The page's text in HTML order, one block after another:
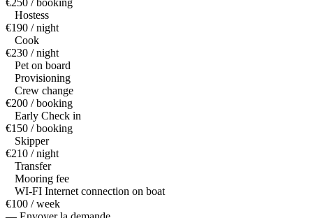
€250 / booking
Hostess
€190 / night
Cook
€230 / night
Pet on board
Provisioning
Crew change
€200 / booking
Early Check in
€150 / booking
Skipper
€210 / night
Transfer
Mooring fee
WI-FI Internet connection on boat
€100 / week